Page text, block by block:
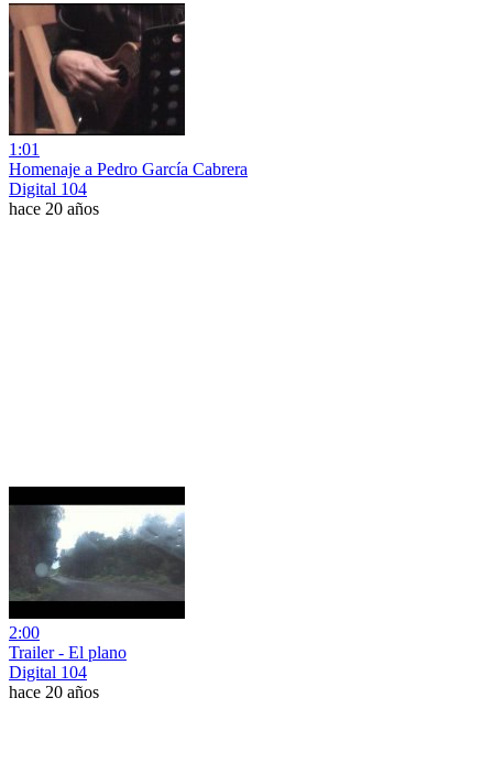
1:01
Homenaje a Pedro García Cabrera
Digital 104
hace 20 años
2:00
Trailer - El plano
Digital 104
hace 20 años